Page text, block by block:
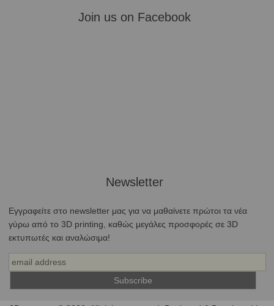
Join us on Facebook
Newsletter
Εγγραφείτε στο newsletter μας για να μαθαίνετε πρώτοι τα νέα
γύρω από το 3D printing, καθώς μεγάλες προσφορές σε 3D
εκτυπωτές και αναλώσιμα!